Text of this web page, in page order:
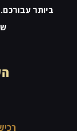
ביותר